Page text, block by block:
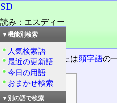
SD
読み：エスディー
外語：SD
品詞：名詞
二文字の略語 または頭字語の
目次
主な用途
▼機能別検索
人気検索語
最近の更新語
今日の用語
おまかせ検索
▼別の語で検索